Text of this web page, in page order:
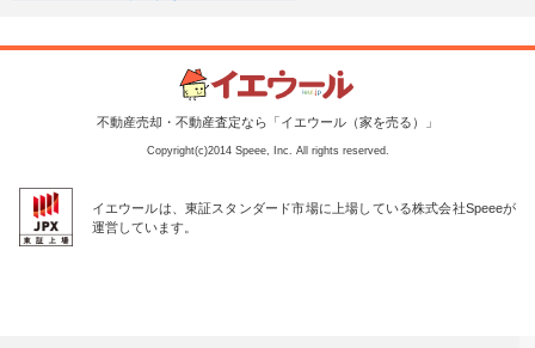
不動産売却・不動産査定なら「イエウール（家を売る）」
Copyright(c)2014 Speee, Inc. All rights reserved.
イエウールは、東証スタンダード市場に上場している株式会社Speeeが
運営しています。